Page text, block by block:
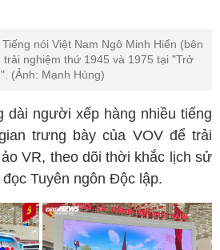
nói Việt Nam Ngô Minh Hiển (bên
nghiệm thứ 1945 và 1975 tại "Trở
(Ảnh: Mạnh Hùng)
dài người xếp hàng nhiều tiếng
trưng bày của VOV để trải
VR, theo dõi thời khắc lịch sử
Tuyên ngôn Độc lập.